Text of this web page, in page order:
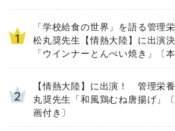
「学校給食の世界」を語る管理
松丸奨先生【情熱大陸】に出演
「ウインナーとんぺい焼き」〔
付き〕
【情熱大陸】に出演！ 管理栄
丸奨先生「和風鶏むね唐揚げ」
画付き〕